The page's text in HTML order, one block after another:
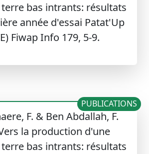
bas intrants: résultats
année d'essai Patat'Up
Fiwap Info 179, 5-9.
F. & Ben Abdallah, F.
la production d'une
bas intrants: résultats
PUBLICATIONS